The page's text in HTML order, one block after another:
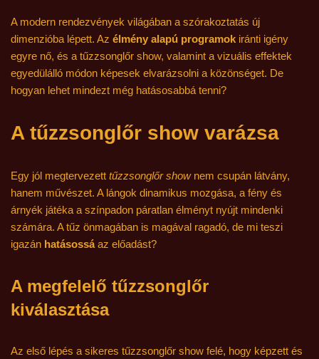
A modern rendezvények világában a szórakoztatás új
dimenzióba lépett. Az élmény alapú programok iránti igény
egyre nő, és a tűzzsonglőr show, valamint a vizuális effektek
egyedülálló módon képesek elvarázsolni a közönséget. De
hogyan lehet mindezt még hatásosabbá tenni?
A tűzzsonglőr show varázsa
Egy jól megtervezett tűzzsonglőr shownem csupán látvány,
hanem művészet. A lángok dinamikus mozgása, a fény és
árnyék játéka a színpadon páratlan élményt nyújt mindenki
számára. A tűz önmagában is magával ragadó, de mi teszi
igazán hatásossáaz előadást?
A megfelelő tűzzsonglőr
kiválasztása
Az első lépés a sikeres tűzzsonglőr show felé, hogy képzett és